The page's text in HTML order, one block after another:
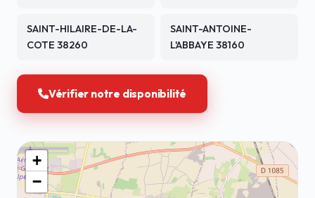
SAINT-HILAIRE-DE-LA-
COTE 38260
SAINT-ANTOINE-
L'ABBAYE 38160
Vérifier notre disponibilité
+
−